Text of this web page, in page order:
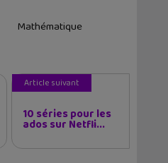
Mathématique
Article suivant
10 séries pour les
ados sur Netfli...